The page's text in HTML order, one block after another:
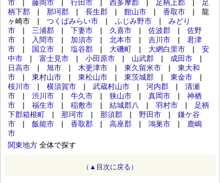
市 | 藤岡市 | 行田市 | 西多摩郡 | 足柄上郡 |
足
柄下郡 | 那珂郡 | 長生郡 | 館山市 | 香取市 | 龍
ヶ崎市 | つくばみらい市 | ふじみ野市 | みどり
市 | 三浦郡 | 下妻市 | 久喜市 | 佐波郡 | 佐野
市 | 入間市 | 加須市 | 北本市 | 吉川市 | 君津
市 | 国立市 | 塩谷郡 | 大磯町 | 大網白里市 | 安
中市 | 富士見市 | 小田原市 | 山武郡 | 成田市 |
日高市 | 旭市 | 木更津市 | 東久留米市 | 東大和
市 | 東村山市 | 東松山市 | 東茨城郡 | 東金市 |
桜川市 | 横須賀市 | 武蔵村山市 | 河内郡 | 清瀬
市 | 渋川市 | 牛久市 | 狭山市 | 真岡市 | 神栖
市 | 福生市 | 稲敷市 | 結城郡八 | 羽村市 |
足柄
下郡箱根町 | 那珂市 | 那須郡 | 野田市 | 鎌ケ谷
市 | 飯能市 | 香取郡 | 高座郡 | 鴻巣市 |
鹿嶋
市
関東地方 全体で探す
（▲目次に戻る）